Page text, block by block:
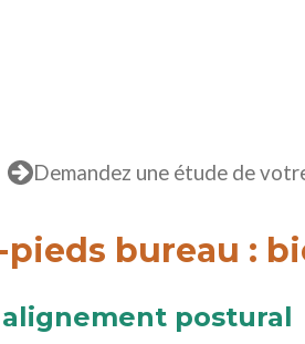
Demandez une étude de
pieds bureau :
postural